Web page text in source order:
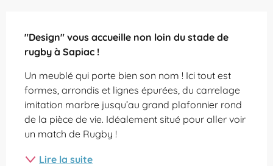
"Design" vous accueille non loin du stade de
rugby à Sapiac !
Un meublé qui porte bien son nom ! Ici tout est
formes, arrondis et lignes épurées, du carrelage
imitation marbre jusqu’au grand plafonnier rond
de la pièce de vie. Idéalement situé pour aller voir
un match de Rugby !
Lire la suite